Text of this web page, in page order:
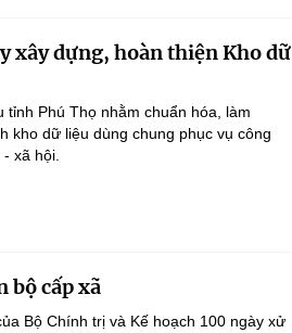
xây dựng, hoàn thiện Kho dữ
Phú Thọ nhằm chuẩn hóa, làm
kho dữ liệu dùng chung phục vụ công
xã hội.
bộ cấp xã
Bộ Chính trị và Kế hoạch 100 ngày xử